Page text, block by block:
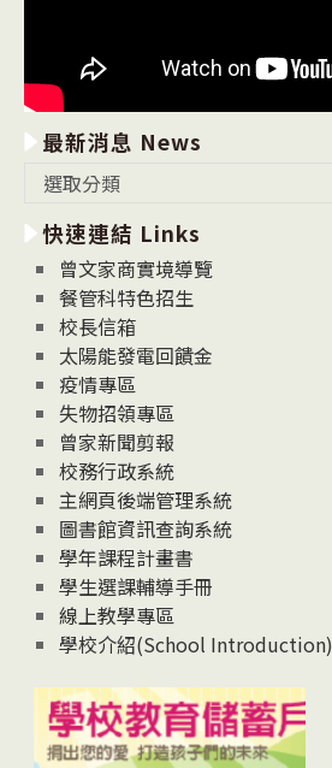
最新消息 News
消
息
News
選取分類
快速連結 Links
曾文家商實境導覽
餐管科特色招生
校長信箱
太陽能發電回饋金
疫情專區
失物招領專區
曾家新聞剪報
校務行政系統
主網頁後端管理系統
圖書館資訊查詢系統
學年課程計畫書
學生選課輔導手冊
線上教學專區
學校介紹(School Introduction)